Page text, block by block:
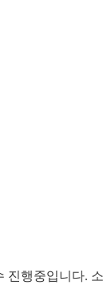
진행중입니다.